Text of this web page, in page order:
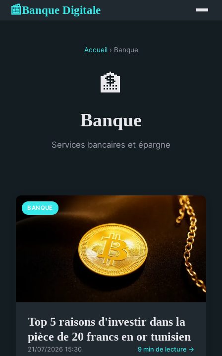
📰Banque Digitale
Accueil› Banque
🏦
Banque
Services bancaires et épargne
BANQUE
Top 5 raisons d'investir dans la
pièce de 20 francs en or tunisien
21/07/2026 15:30 9 min de lecture →